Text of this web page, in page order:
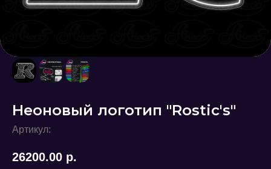
Неоновый логотип "Rostic's"
Артикул:
26200.00 р.